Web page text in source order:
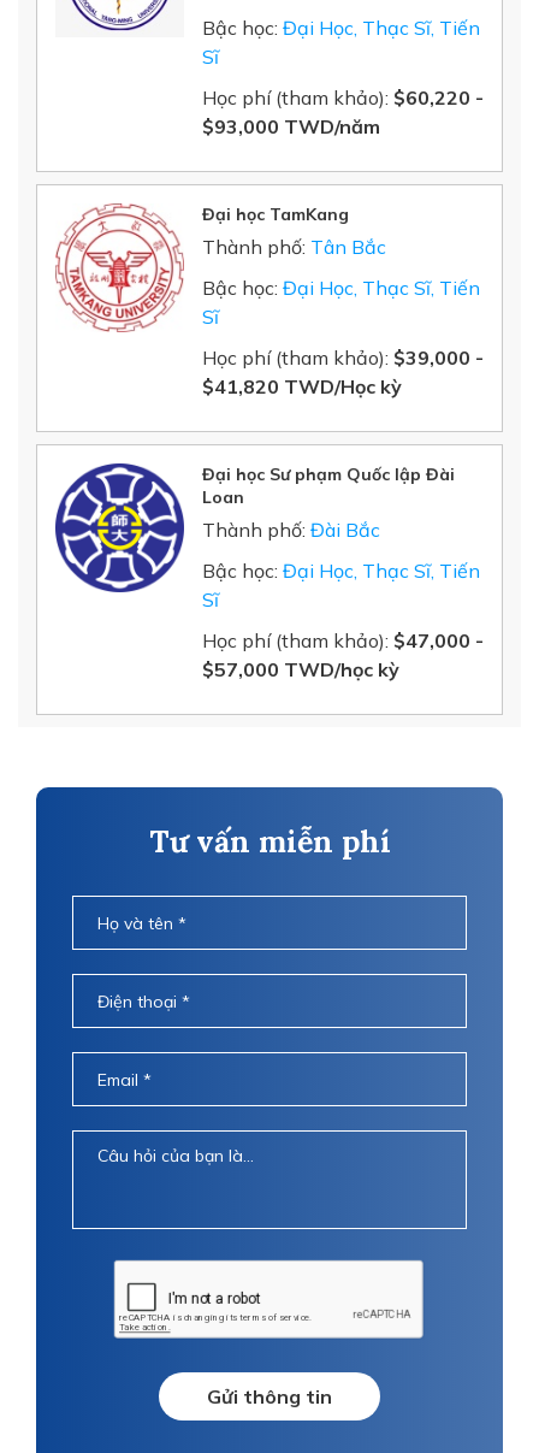
Bậc học: Đại Học, Thạc Sĩ, Tiến
Sĩ
Học phí (tham khảo): $60,220 -
$93,000 TWD/năm
Đại học TamKang
Thành phố: Tân Bắc
Bậc học: Đại Học, Thạc Sĩ, Tiến
Sĩ
Học phí (tham khảo): $39,000 -
$41,820 TWD/Học kỳ
Đại học Sư phạm Quốc lập Đài
Loan
Thành phố: Đài Bắc
Bậc học: Đại Học, Thạc Sĩ, Tiến
Sĩ
Học phí (tham khảo): $47,000 -
$57,000 TWD/học kỳ
Tư vấn miễn phí
Gửi thông tin